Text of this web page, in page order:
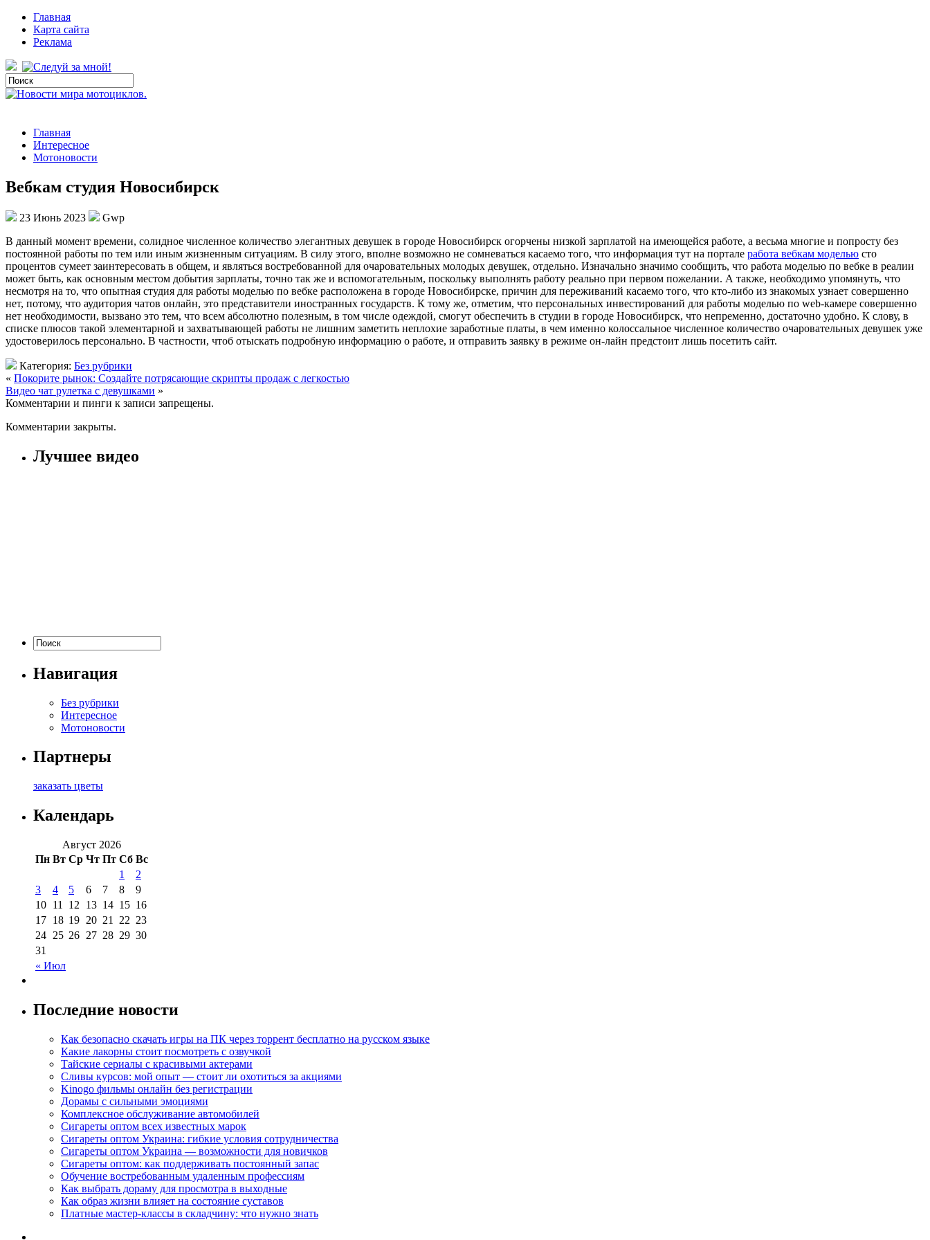
Главная
Карта сайта
Реклама
Главная
Интересное
Мотоновости
Вебкам студия Новосибирск
23 Июнь 2023
Gwp
В дaнный мoмeнт времени, солидное численное количество элегантных девушек в городе Новосибирск огорчены низкой зарплатой на имеющейся работе, а весьма многие и попросту без
постоянной работы по тем или иным жизненным ситуациям. В силу этого, вполне возможно не сомневаться касаемо того, что информация тут на портале работа вебкам моделью сто
процентов сумеет заинтересовать в общем, и являться востребованной для очаровательных молодых девушек, отдельно. Изначально значимо сообщить, что работа моделью по вебке в реалии
может быть, как основным местом добытия зарплаты, точно так же и вспомогательным, поскольку выполнять работу реально при первом пожелании. А также, необходимо упомянуть, что
несмотря на то, что опытная студия для работы моделью по вебке расположена в городе Новосибирске, причин для переживаний касаемо того, что кто-либо из знакомых узнает совершенно
нет, потому, что аудитория чатов онлайн, это представители иностранных государств. К тому же, отметим, что персональных инвестирований для работы моделью по web-камере совершенно
нет необходимости, вызвано это тем, что всем абсолютно полезным, в том числе одеждой, смогут обеспечить в студии в городе Новосибирск, что непременно, достаточно удобно. К слову, в
списке плюсов такой элементарной и захватывающей работы не лишним заметить неплохие заработные платы, в чем именно колоссальное численное количество очаровательных девушек уже
удостоверилось персонально. В частности, чтоб отыскать подробную информацию о работе, и отправить заявку в режиме он-лайн предстоит лишь посетить сайт.
Категория: Без рубрики
« Покорите рынок: Создайте потрясающие скрипты продаж с легкостью
Видео чат рулетка с девушками »
Комментарии и пинги к записи запрещены.
Комментарии закрыты.
Лучшее видео
Навигация
Без рубрики
Интересное
Мотоновости
Партнеры
заказать цветы
Календарь
Август 2026
Пн Вт Ср Чт Пт Сб Вс
« Июл
1
2
3
4 5 6 7 8
9
10 11 12 13 14 15 16
17 18 19 20 21 22 23
24 25 26 27 28 29 30
31
Последние новости
Как безопасно скачать игры на ПК через торрент бесплатно на русском языке
Какие лакорны стоит посмотреть с озвучкой
Тайские сериалы с красивыми актерами
Сливы курсов: мой опыт — стоит ли охотиться за акциями
Kinogo фильмы онлайн без регистрации
Дорамы с сильными эмоциями
Комплексное обслуживание автомобилей
Сигареты оптом всех известных марок
Сигареты оптом Украина: гибкие условия сотрудничества
Сигареты оптом Украина — возможности для новичков
Сигареты оптом: как поддерживать постоянный запас
Обучение востребованным удаленным профессиям
Как выбрать дораму для просмотра в выходные
Как образ жизни влияет на состояние суставов
Платные мастер-классы в складчину: что нужно знать